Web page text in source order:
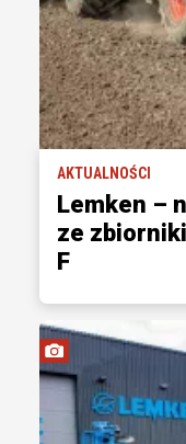
AKTUALNOŚCI
Lemken –
ze
F